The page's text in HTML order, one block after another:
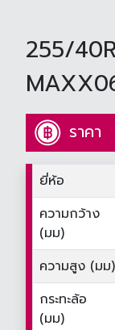
255/
ราคา
ยี่ห้อ
ความกว้าง
(มม)
ความสูง (มม)
กระทะล้อ
(มม)